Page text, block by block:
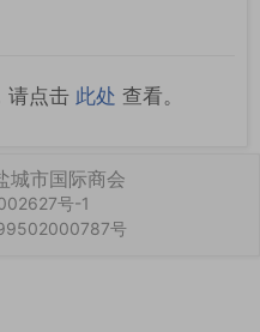
请点击 此处 查看。
城市国际商会
号-1
号